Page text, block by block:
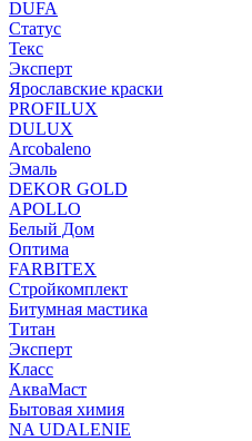
DUFA
Статус
Текс
Эксперт
Ярославские краски
PROFILUX
DULUX
Arcobaleno
Эмаль
DEKOR GOLD
APOLLO
Белый Дом
Оптима
FARBITEX
Стройкомплект
Битумная мастика
Титан
Эксперт
Класс
АкваМаст
Бытовая химия
NA UDALENIE